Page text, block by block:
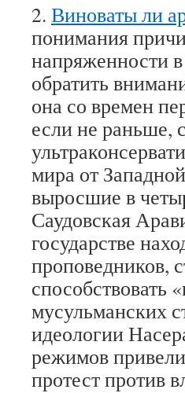
2. Виноваты ли
понимания
напряженности
обратить
она со времен
если не раньше,
мира от
выросшие в
Саудовская
государстве
проповедников,
способствовать
мусульманских
идеологии
режимов
протест против